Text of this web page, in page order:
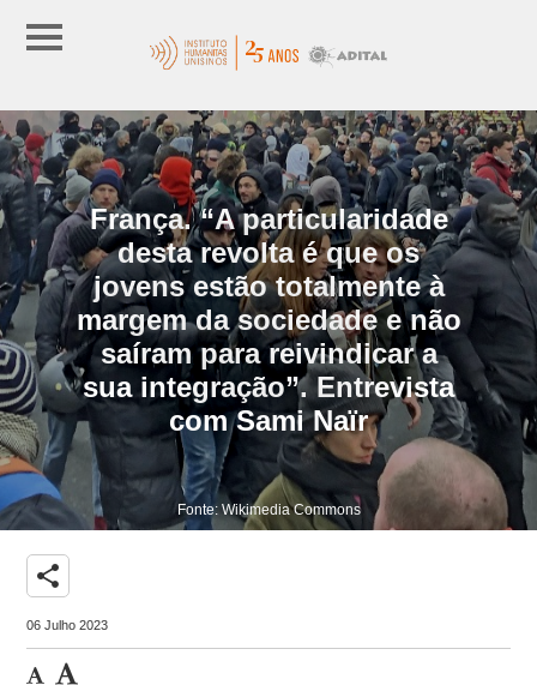
França. “A particularidade
desta revolta é que os
jovens estão totalmente à
margem da sociedade e não
saíram para reivindicar a
sua integração”. Entrevista
com Sami Naïr
Fonte: Wikimedia Commons
share
06 Julho 2023